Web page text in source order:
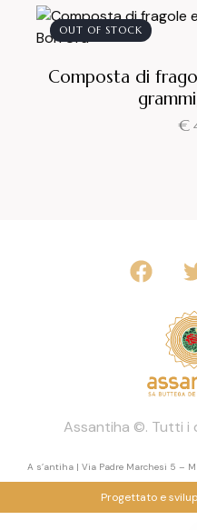
OUT OF STOCK
Composta di
€
Assantiha ©. Tutti i
A s’antiha | Via Padre Marchesi 5 –
Progettato e